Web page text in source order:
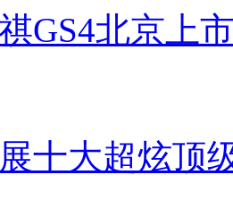
GS4北京上
展十大超炫顶